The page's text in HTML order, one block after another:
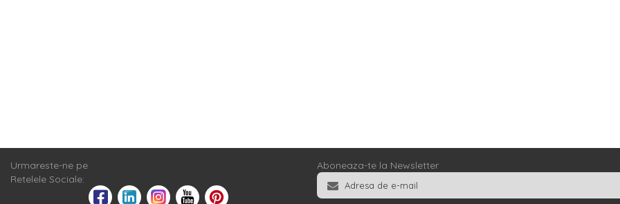
Urmareste-ne pe
Retelele Sociale:
Aboneaza-te la Newsletter